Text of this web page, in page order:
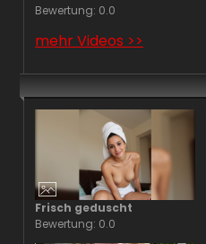
Bewertung: 0.0
mehr Videos >>
Frisch geduscht
Bewertung: 0.0